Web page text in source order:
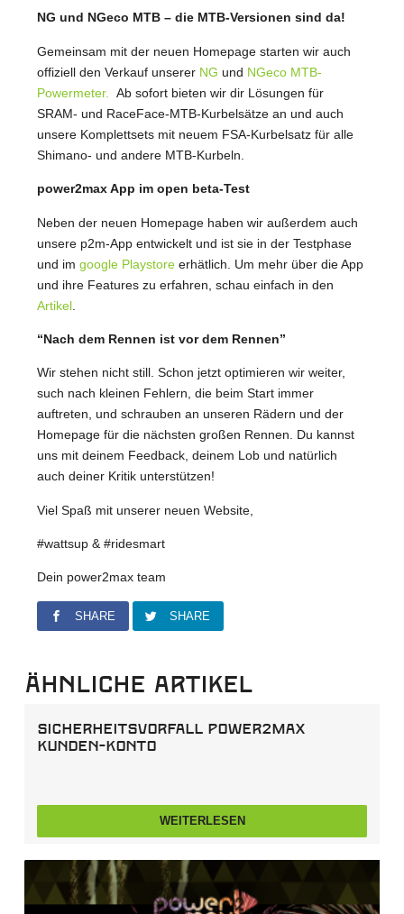
NG und NGeco MTB – die MTB-Versionen sind da!
Gemeinsam mit der neuen Homepage starten wir auch
offiziell den Verkauf unserer NG und NGeco MTB-
Powermeter.
Ab sofort bieten wir dir Lösungen für
SRAM- und RaceFace-MTB-Kurbelsätze an und auch
unsere Komplettsets mit neuem FSA-Kurbelsatz für alle
Shimano- und andere MTB-Kurbeln.
power2max App im open beta-Test
Neben der neuen Homepage haben wir außerdem auch
unsere p2m-App entwickelt und ist sie in der Testphase
und imgoogle Playstore erhätlich. Um mehr über die App
und ihre Features zu erfahren, schau einfach in den
Artikel
“Nach dem Rennen ist vor dem Rennen”
Wir stehen nicht still. Schon jetzt optimieren wir weiter,
such nach kleinen Fehlern, die beim Start immer
auftreten, und schrauben an unseren Rädern und der
Homepage für die nächsten großen Rennen. Du kannst
uns mit deinem Feedback, deinem Lob und natürlich
auch deiner Kritik unterstützen!
Viel Spaß mit unserer neuen Website,
#wattsup & #ridesmart
Dein power2max team
SHARE SHARE
Ähnliche Artikel
Sicherheitsvorfall power2max
Kunden-Konto
WEITERLESEN